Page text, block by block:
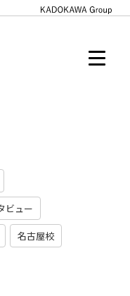
ビュー
名古屋校